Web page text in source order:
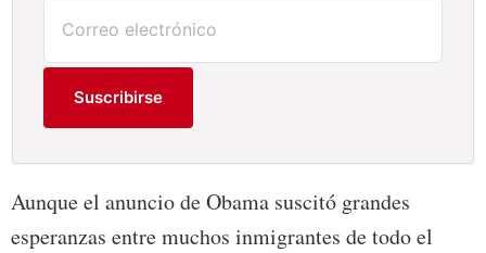
Suscribirse
Aunque el anuncio de Obama suscitó grandes
esperanzas entre muchos inmigrantes de todo el